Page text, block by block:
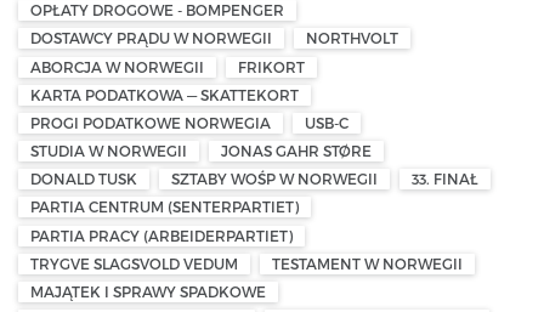
OPŁATY DROGOWE - BOMPENGER
DOSTAWCY PRĄDU W NORWEGII
NORTHVOLT
ABORCJA W NORWEGII
FRIKORT
KARTA PODATKOWA — SKATTEKORT
PROGI PODATKOWE NORWEGIA
USB-C
STUDIA W NORWEGII
JONAS GAHR STØRE
DONALD TUSK
SZTABY WOŚP W NORWEGII
33. FINAŁ
PARTIA CENTRUM (SENTERPARTIET)
PARTIA PRACY (ARBEIDERPARTIET)
TRYGVE SLAGSVOLD VEDUM
TESTAMENT W NORWEGII
MAJĄTEK I SPRAWY SPADKOWE